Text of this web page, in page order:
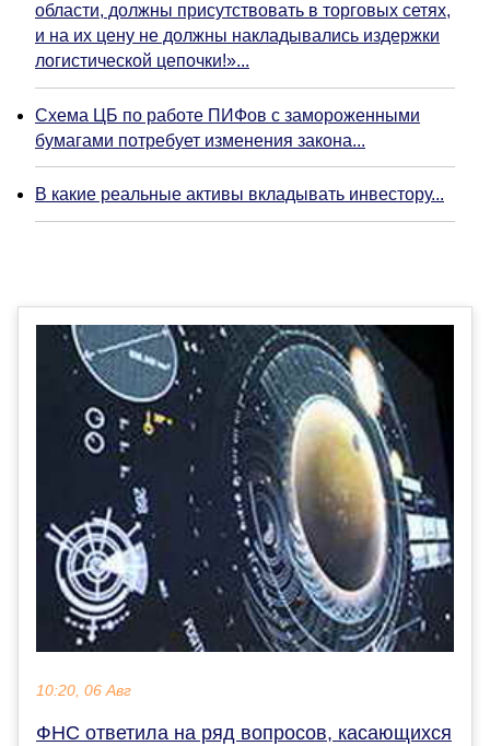
области, должны присутствовать в торговых сетях,
и на их цену не должны накладывались издержки
логистической цепочки!»...
Схема ЦБ по работе ПИФов с замороженными
бумагами потребует изменения закона...
В какие реальные активы вкладывать инвестору...
10:20, 06 Авг
ФНС ответила на ряд вопросов, касающихся